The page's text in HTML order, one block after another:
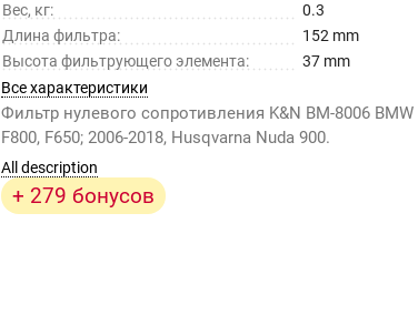
Вес, кг:
0.3
Длина фильтра:
152 mm
Высота фильтрующего элемента:
37 mm
Все характеристики
Фильтр нулевого сопротивления K&N BM-8006 BMW
F800, F650; 2006-2018, Husqvarna Nuda 900.
All description
+ 279 бонусов